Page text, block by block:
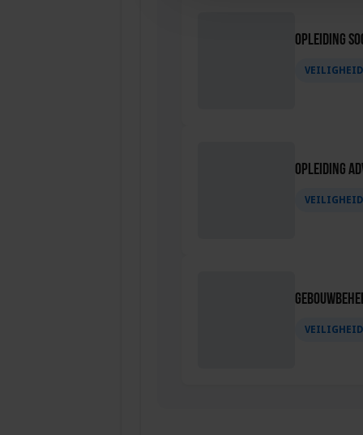
Opleiding
VEILIGHEID
Opleiding
VEILIGHEID
VEILIGHEID